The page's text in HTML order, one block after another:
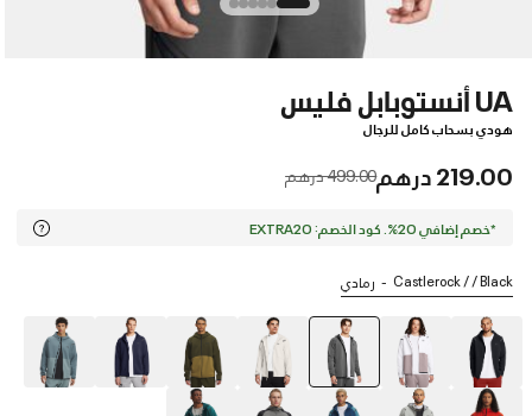
UA أنستوبابل فليس
هودي بسحاب كامل للرجال
219.00 درهم Price reduced from
499.00 درهم to
*خصم إضافي 20%. كود الخصم: EXTRA20
Castlerock / / Black رمادي
selected